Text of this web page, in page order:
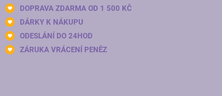
DOPRAVA ZDARMA OD 1 500 KČ
DÁRKY K NÁKUPU
ODESLÁNÍ DO 24HOD
ZÁRUKA VRÁCENÍ PENĚZ